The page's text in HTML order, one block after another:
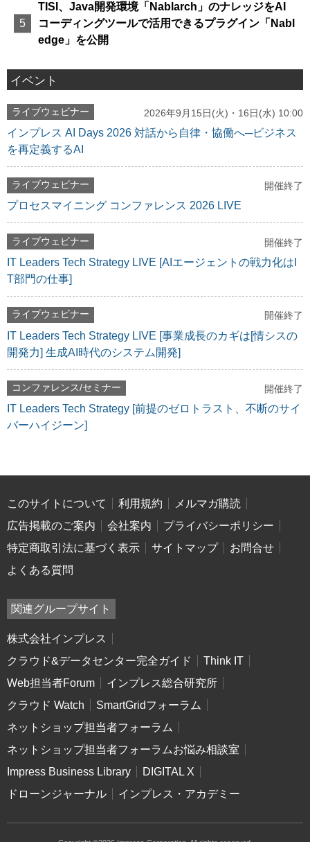
TISI、Java開発環境「Nablarch」のナレッジをAI
コーディングツールで活用できるプラグイン「Nabl
edge」を公開
イベント
ライブウェビナー 2026年9月15日(火)・16日(水) 10:00
インプレス AI Days 2026 対話から自律・協働へ─ビジネス
を再定義するAI
ライブウェビナー 開催終了
プロセスマイニング コンファレンス 2026 LIVE
ライブウェビナー 開催終了
IT Leaders Tech Strategy LIVE [AIエージェントの戦力化はI
T部門の仕事]
ライブウェビナー 開催終了
IT Leaders Tech Strategy LIVE [事業成長のカギは[情シスの
開発力] 生成AI時代のシステム開発]
コンファレンス/セミナー 開催終了
IT Leaders Tech Strategy [前提のゼロトラスト、不断のサイ
バーハイジーン]
このサイトについて 利用規約
メルマガ購読
広告掲載のご案内
会社案内
プライバシーポリシー
特定商取引法に基づく表示
サイトマップ
お問合せ
よくある質問
関連グループサイト
株式会社インプレス
クラウド&データセンター完全ガイド
Think IT
Web担当者Forum
インプレス総合研究所
クラウド Watch
SmartGridフォーラム
ネットショップ担当者フォーラム
ネットショップ担当者フォーラムお悩み相談室
Impress Business Library
DIGITAL X
ドローンジャーナル
インプレス・アカデミー